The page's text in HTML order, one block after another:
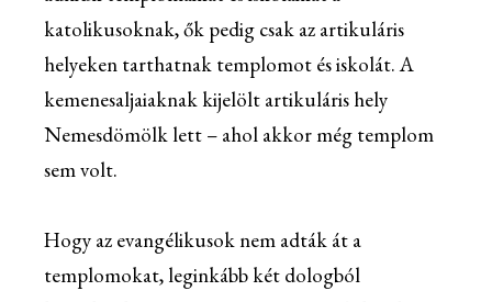
katolikusoknak, ők pedig csak az artikuláris
helyeken tarthatnak templomot és iskolát. A
kemenesaljaiaknak kijelölt artikuláris hely
Nemesdömölk lett – ahol akkor még templom
sem volt.
Hogy az evangélikusok nem adták át a
templomokat, leginkább két dologból